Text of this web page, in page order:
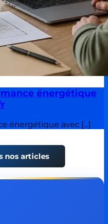
énergétique
énergétique avec [...]
nos articles